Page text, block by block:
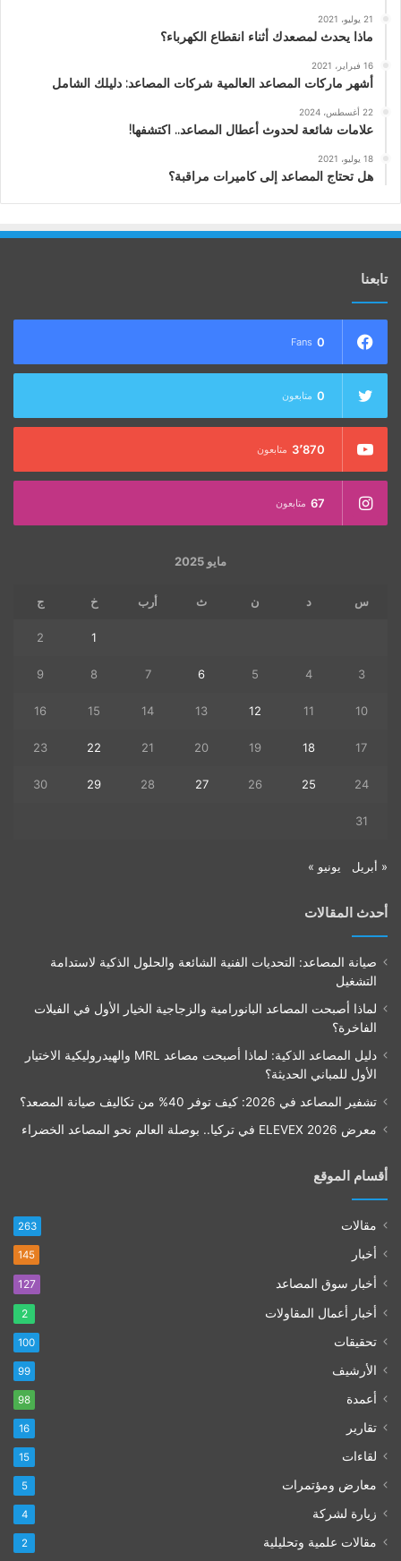
21 يوليو، 2021
ماذا يحدث لمصعدك أثناء انقطاع الكهرباء؟
16 فبراير، 2021
أشهر ماركات المصاعد العالمية شركات المصاعد: دليلك الشامل
22 أغسطس، 2024
علامات شائعة لحدوث أعطال المصاعد.. اكتشفها!
18 يوليو، 2021
هل تحتاج المصاعد إلى كاميرات مراقبة؟
تابعنا
0
Fans
0 متابعون
3٬870 متابعون
67 متابعون
مايو 2025
س د ن ث أرب خ ج
1
2
3
4
5
6
7
8
9
10
11
12
13
14
15
16
17
18
19
20
21
22
23
24
25
26
27
28
29
30
31
« أبريل يونيو »
أحدث المقالات
صيانة المصاعد: التحديات الفنية الشائعة والحلول الذكية لاستدامة
التشغيل
لماذا أصبحت المصاعد البانورامية والزجاجية الخيار الأول في الفيلات
الفاخرة؟
دليل المصاعد الذكية: لماذا أصبحت مصاعد MRL والهيدروليكية الاختيار
الأول للمباني الحديثة؟
تشفير المصاعد في 2026: كيف توفر 40% من تكاليف صيانة المصعد؟
معرض ELEVEX 2026 في تركيا.. بوصلة العالم نحو المصاعد الخضراء
أقسام الموقع
مقالات 263
أخبار 145
أخبار سوق المصاعد 127
أخبار أعمال المقاولات 2
تحقيقات 100
الأرشيف 99
أعمدة 98
تقارير 16
لقاءات 15
معارض ومؤتمرات 5
زيارة لشركة 4
مقالات علمية وتحليلية 2